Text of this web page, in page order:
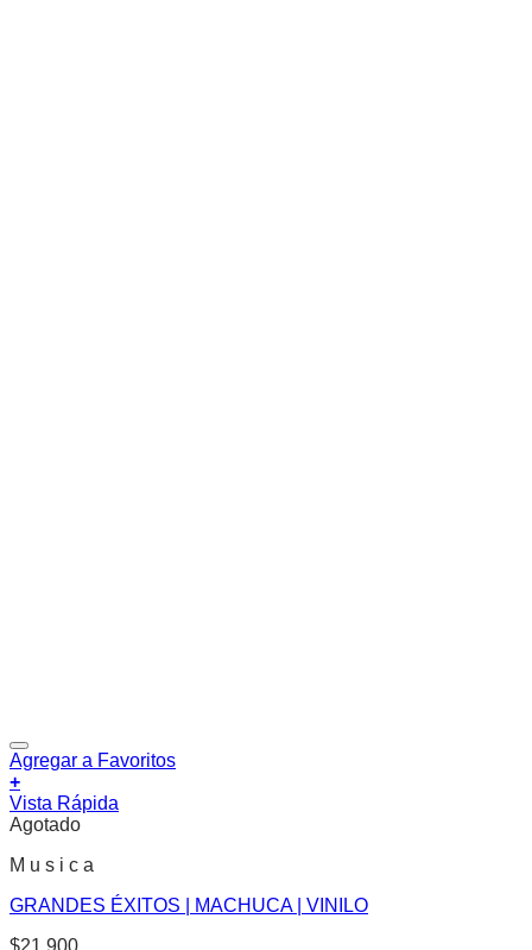
Agregar a Favoritos
+
Vista Rápida
Agotado
M u s i c a
GRANDES ÉXITOS | MACHUCA | VINILO